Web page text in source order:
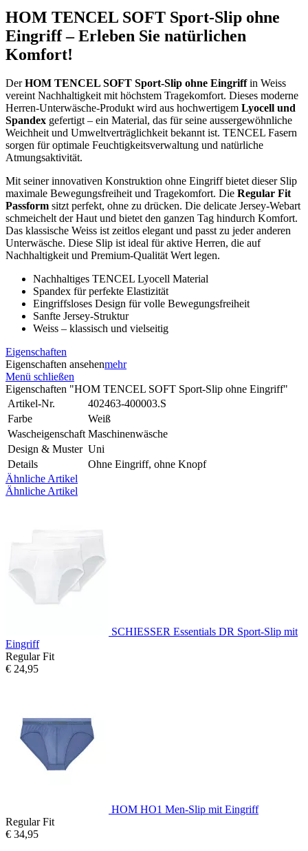
HOM TENCEL SOFT Sport-Slip ohne
Eingriff – Erleben Sie natürlichen
Komfort!
DerHOM TENCEL SOFT Sport-Slip ohne Eingriffin Weiss
vereint Nachhaltigkeit mit höchstem Tragekomfort. Dieses moderne
Herren-Unterwäsche-Produkt wird aus hochwertigem Lyocell und
Spandex gefertigt – ein Material, das für seine aussergewöhnliche
Weichheit und Umweltverträglichkeit bekannt ist. TENCEL Fasern
sorgen für optimale Feuchtigkeitsverwaltung und natürliche
Atmungsaktivität.
Mit seiner innovativen Konstruktion ohne Eingriff bietet dieser Slip
maximale Bewegungsfreiheit und Tragekomfort. Die Regular Fit
Passform sitzt perfekt, ohne zu drücken. Die delicate Jersey-Webart
schmeichelt der Haut und bietet den ganzen Tag hindurch Komfort.
Das klassische Weiss ist zeitlos elegant und passt zu jeder anderen
Unterwäsche. Diese Slip ist ideal für aktive Herren, die auf
Nachhaltigkeit und Premium-Qualität Wert legen.
Nachhaltiges TENCEL Lyocell Material
Spandex für perfekte Elastizität
Eingriffsloses Design für volle Bewegungsfreiheit
Sanfte Jersey-Struktur
Weiss – klassisch und vielseitig
Eigenschaften
Eigenschaften ansehenmehr
Menü schließen
Eigenschaften "HOM TENCEL SOFT Sport-Slip ohne Eingriff"
Artikel-Nr.
402463-400003.S
Farbe
Weiß
Wascheigenschaft Maschinenwäsche
Design & Muster Uni
Details
Ohne Eingriff, ohne Knopf
Ähnliche Artikel
Ähnliche Artikel
SCHIESSER Essentials DR Sport-Slip mit
Eingriff
Regular Fit
€ 24,95
HOM HO1 Men-Slip mit Eingriff
Regular Fit
€ 34,95